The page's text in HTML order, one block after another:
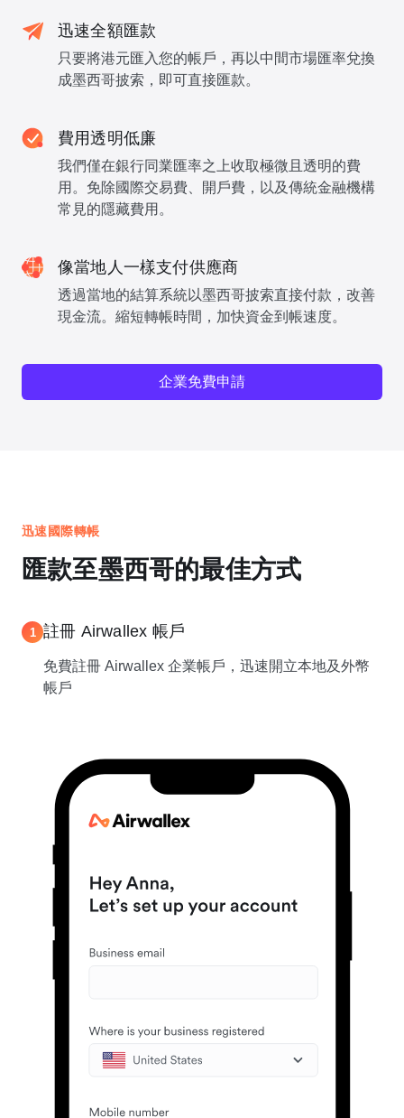
迅速全額匯款
只要將港元匯入您的帳戶，再以中間市場匯率兌換
成墨西哥披索，即可直接匯款。
費用透明低廉
我們僅在銀行同業匯率之上收取極微且透明的費
用。免除國際交易費、開戶費，以及傳統金融機構
常見的隱藏費用。
像當地人一樣支付供應商
透過當地的結算系統以墨西哥披索直接付款，改善
現金流。縮短轉帳時間，加快資金到帳速度。
企業免費申請
迅速國際轉帳
匯款至墨西哥的最佳方式
1 註冊 Airwallex 帳戶
免費註冊 Airwallex 企業帳戶，迅速開立本地及外幣
帳戶